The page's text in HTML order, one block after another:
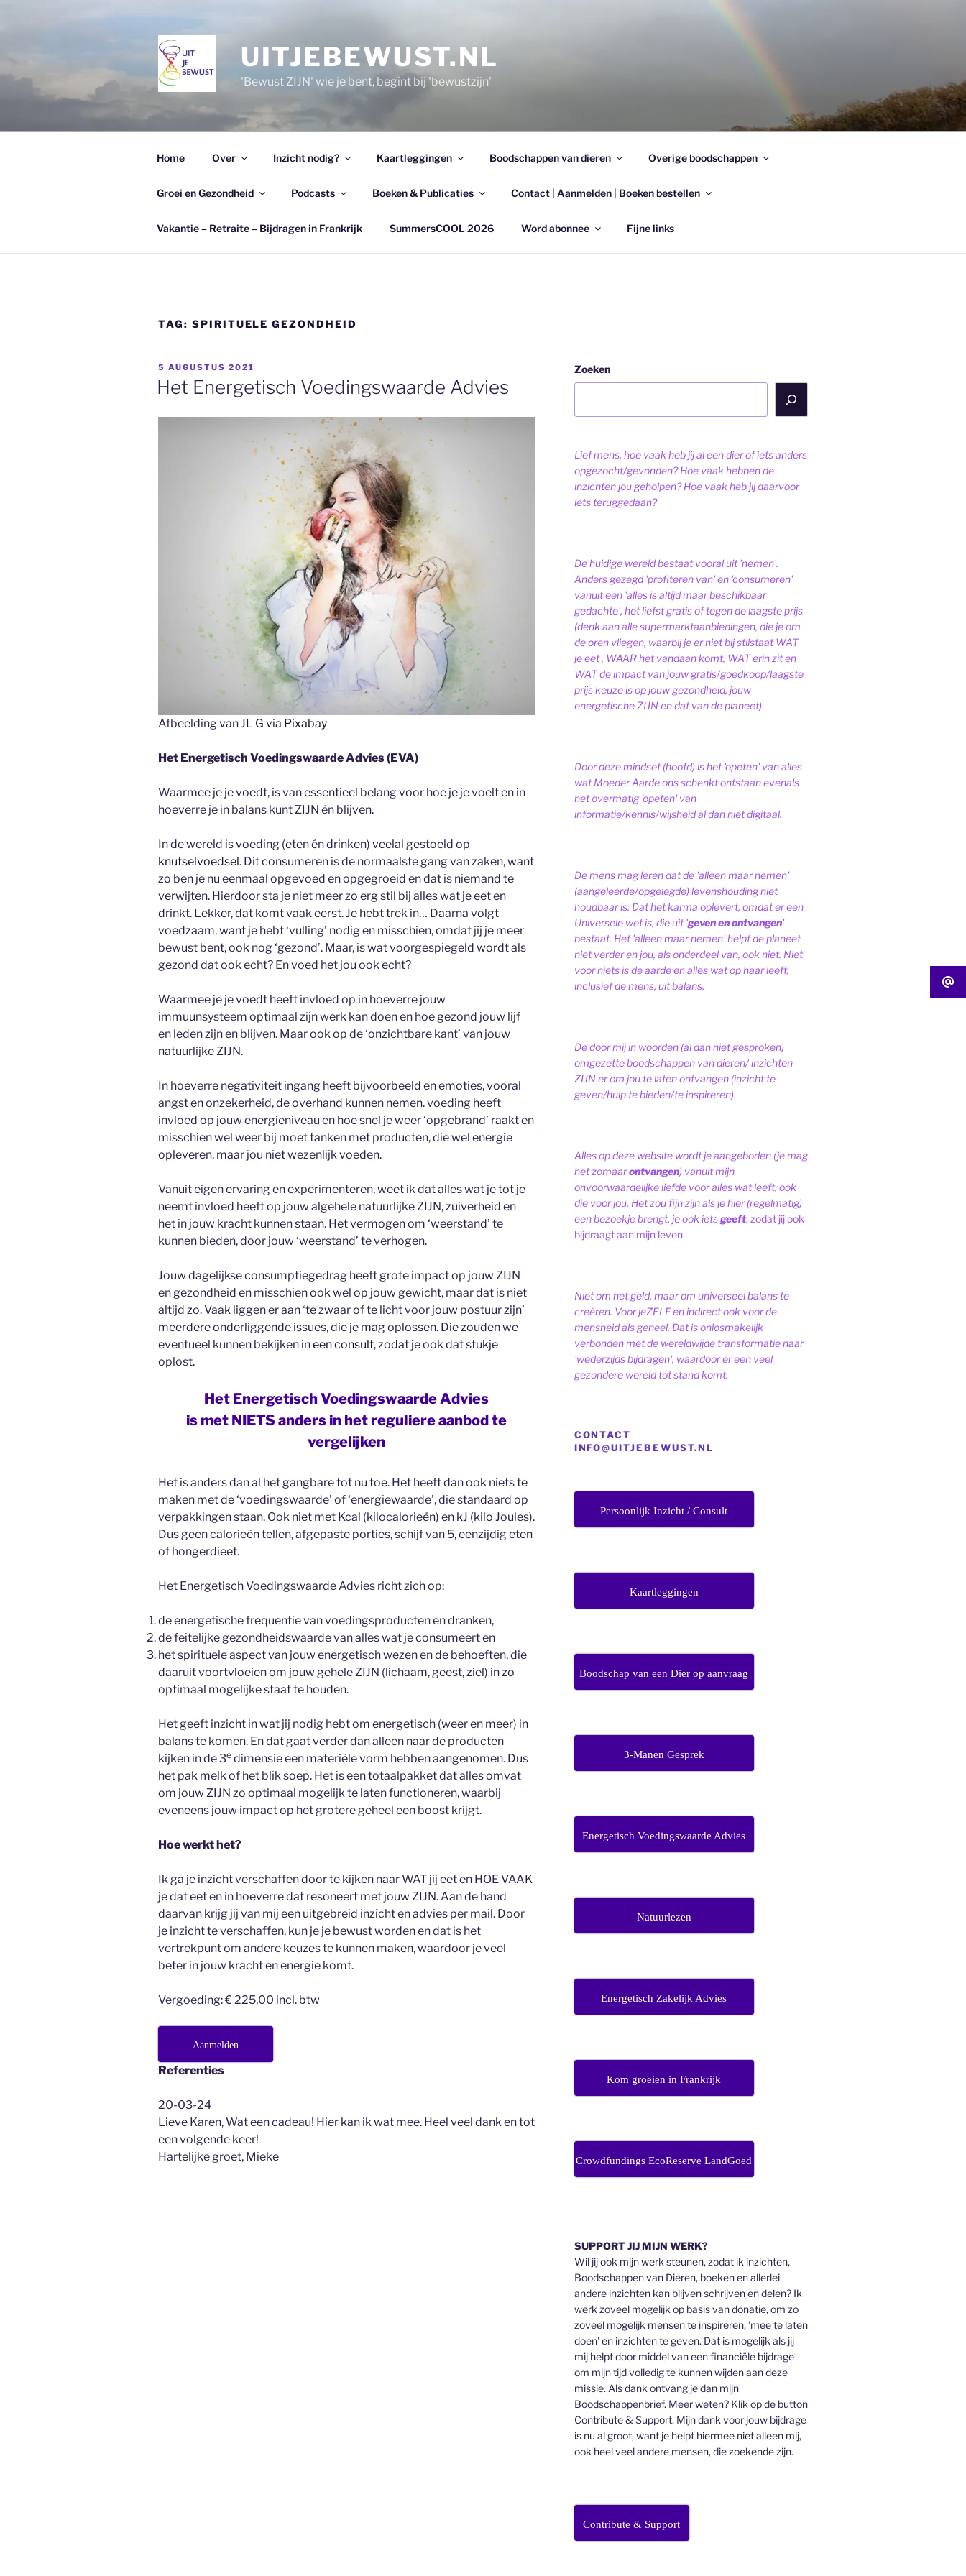
UITJEBEWUST.NL
'Bewust ZIJN' wie je bent, begint bij 'bewustzijn'
Home Over Inzicht nodig? Kaartleggingen Boodschappen van dieren Overige boodschappen
Groei en Gezondheid Podcasts Boeken & Publicaties Contact | Aanmelden | Boeken bestellen
Vakantie – Retraite – Bijdragen in Frankrijk SummersCOOL 2026 Word abonnee Fijne links
TAG: SPIRITUELE GEZONDHEID
GEPLAATST
OP
5 AUGUSTUS 2021
Het Energetisch Voedingswaarde Advies
Afbeelding van JL G via Pixabay
Het Energetisch Voedingswaarde Advies (EVA)
Waarmee je je voedt, is van essentieel belang voor hoe je je voelt en in
hoeverre je in balans kunt ZIJN én blijven.
In de wereld is voeding (eten én drinken) veelal gestoeld op
knutselvoedsel. Dit consumeren is de normaalste gang van zaken, want
zo ben je nu eenmaal opgevoed en opgegroeid en dat is niemand te
verwijten. Hierdoor sta je niet meer zo erg stil bij alles wat je eet en
drinkt. Lekker, dat komt vaak eerst. Je hebt trek in… Daarna volgt
voedzaam, want je hebt ‘vulling’ nodig en misschien, omdat jij je meer
bewust bent, ook nog ‘gezond’. Maar, is wat voorgespiegeld wordt als
gezond dat ook echt? En voed het jou ook echt?
Waarmee je je voedt heeft invloed op in hoeverre jouw
immuunsysteem optimaal zijn werk kan doen en hoe gezond jouw lijf
en leden zijn en blijven. Maar ook op de ‘onzichtbare kant’ van jouw
natuurlijke ZIJN.
In hoeverre negativiteit ingang heeft bijvoorbeeld en emoties, vooral
angst en onzekerheid, de overhand kunnen nemen. voeding heeft
invloed op jouw energieniveau en hoe snel je weer ‘opgebrand’ raakt en
misschien wel weer bij moet tanken met producten, die wel energie
opleveren, maar jou niet wezenlijk voeden.
Vanuit eigen ervaring en experimenteren, weet ik dat alles wat je tot je
neemt invloed heeft op jouw algehele natuurlijke ZIJN, zuiverheid en
het in jouw kracht kunnen staan. Het vermogen om ‘weerstand’ te
kunnen bieden, door jouw ‘weerstand’ te verhogen.
Jouw dagelijkse consumptiegedrag heeft grote impact op jouw ZIJN
en gezondheid en misschien ook wel op jouw gewicht, maar dat is niet
altijd zo. Vaak liggen er aan ‘te zwaar of te licht voor jouw postuur zijn’
meerdere onderliggende issues, die je mag oplossen. Die zouden we
eventueel kunnen bekijken ineen consult, zodat je ook dat stukje
oplost.
Het Energetisch Voedingswaarde Advies
is met NIETS anders in het reguliere aanbod te
vergelijken
Het is anders dan al het gangbare tot nu toe. Het heeft dan ook niets te
maken met de ‘voedingswaarde’ of ‘energiewaarde’, die standaard op
verpakkingen staan. Ook niet met Kcal (kilocalorieën) en kJ (kilo Joules).
Dus geen calorieën tellen, afgepaste porties, schijf van 5, eenzijdig eten
of hongerdieet.
Het Energetisch Voedingswaarde Advies richt zich op:
de energetische frequentie van voedingsproducten en dranken,
de feitelijke gezondheidswaarde van alles wat je consumeert en
het spirituele aspect van jouw energetisch wezen en de behoeften, die
daaruit voortvloeien om jouw gehele ZIJN (lichaam, geest, ziel) in zo
optimaal mogelijke staat te houden.
Het geeft inzicht in wat jij nodig hebt om energetisch (weer en meer) in
balans te komen. En dat gaat verder dan alleen naar de producten
kijken in de 3e dimensie een materiële vorm hebben aangenomen. Dus
het pak melk of het blik soep. Het is een totaalpakket dat alles omvat
om jouw ZIJN zo optimaal mogelijk te laten functioneren, waarbij
eveneens jouw impact op het grotere geheel een boost krijgt.
Hoe werkt het?
Ik ga je inzicht verschaffen door te kijken naar WAT jij eet en HOE VAAK
je dat eet en in hoeverre dat resoneert met jouw ZIJN. Aan de hand
daarvan krijg jij van mij een uitgebreid inzicht en advies per mail. Door
je inzicht te verschaffen, kun je je bewust worden en dat is het
vertrekpunt om andere keuzes te kunnen maken, waardoor je veel
beter in jouw kracht en energie komt.
Vergoeding: € 225,00 incl. btw
Aanmelden
Referenties
20-03-24
Lieve Karen, Wat een cadeau! Hier kan ik wat mee. Heel veel dank en tot
een volgende keer!
Hartelijke groet, Mieke
Zoeken
Lief mens, hoe vaak heb jij al een dier of iets anders
opgezocht/gevonden? Hoe vaak hebben de
inzichten jou geholpen? Hoe vaak heb jij daarvoor
iets teruggedaan?
De huidige wereld bestaat vooral uit 'nemen'.
Anders gezegd 'profiteren van' en 'consumeren'
vanuit een 'alles is altijd maar beschikbaar
gedachte', het liefst gratis of tegen de laagste prijs
(denk aan alle supermarktaanbiedingen, die je om
de oren vliegen, waarbij je er niet bij stilstaat WAT
je eet , WAAR het vandaan komt, WAT erin zit en
WAT de impact van jouw gratis/goedkoop/laagste
prijs keuze is op jouw gezondheid, jouw
energetische ZIJN en dat van de planeet).
Door deze mindset (hoofd) is het 'opeten' van alles
wat Moeder Aarde ons schenkt ontstaan evenals
het overmatig 'opeten' van
informatie/kennis/wijsheid al dan niet digitaal.
De mens mag leren dat de 'alleen maar nemen'
(aangeleerde/opgelegde) levenshouding niet
houdbaar is. Dat het karma oplevert, omdat er een
Universele wet is, die uit 'geven en ontvangen'
bestaat. Het 'alleen maar nemen' helpt de planeet
niet verder en jou, als onderdeel van, ook niet. Niet
voor niets is de aarde en alles wat op haar leeft,
inclusief de mens, uit balans.
De door mij in woorden (al dan niet gesproken)
omgezette boodschappen van dieren/ inzichten
ZIJN er om jou te laten ontvangen (inzicht te
geven/hulp te bieden/te inspireren).
Alles op deze website wordt je aangeboden (je mag
het zomaarontvangen) vanuit mijn
onvoorwaardelijke liefde voor alles wat leeft, ook
die voor jou. Het zou fijn zijn als je hier (regelmatig)
een bezoekje brengt, je ook ietsgeeft, zodat jij ook
bijdraagt aan mijn leven.
Niet om het geld, maar om universeel balans te
creëren. Voor jeZELF en indirect ook voor de
mensheid als geheel. Dat is onlosmakelijk
verbonden met de wereldwijde transformatie naar
'wederzijds bijdragen', waardoor er een veel
gezondere wereld tot stand komt.
CONTACT
INFO@UITJEBEWUST.NL
Persoonlijk Inzicht / Consult
Kaartleggingen
Boodschap van een Dier op aanvraag
3-Manen Gesprek
Energetisch Voedingswaarde Advies
Natuurlezen
Energetisch Zakelijk Advies
Kom groeien in Frankrijk
Crowdfundings EcoReserve LandGoed
SUPPORT JIJ MIJN WERK?
Wil jij ook mijn werk steunen, zodat ik inzichten,
Boodschappen van Dieren, boeken en allerlei
andere inzichten kan blijven schrijven en delen? Ik
werk zoveel mogelijk op basis van donatie, om zo
zoveel mogelijk mensen te inspireren, 'mee te laten
doen' en inzichten te geven. Dat is mogelijk als jij
mij helpt door middel van een financiële bijdrage
om mijn tijd volledig te kunnen wijden aan deze
missie. Als dank ontvang je dan mijn
Boodschappenbrief. Meer weten? Klik op de button
Contribute & Support. Mijn dank voor jouw bijdrage
is nu al groot, want je helpt hiermee niet alleen mij,
ook heel veel andere mensen, die zoekende zijn.
Contribute & Support